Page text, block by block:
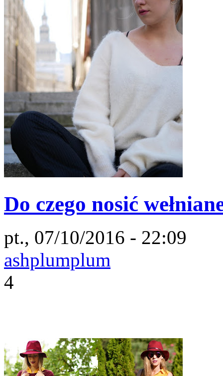
Do czego nosić
pt., 07/10/2016 - 22:09
ashplumplum
4